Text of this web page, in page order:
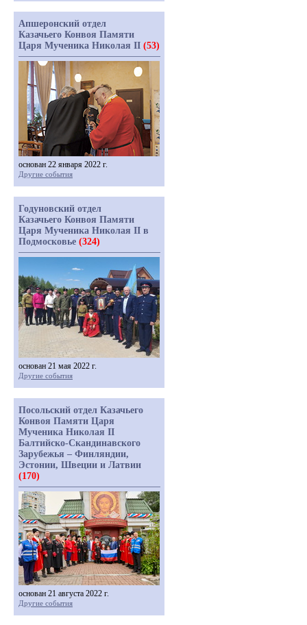
Апшеронский отдел
Казачьего Конвоя Памяти
Царя Мученика Николая II (53)
основан 22 января 2022 г.
Другие события
Годуновский отдел
Казачьего Конвоя Памяти
Царя Мученика Николая II в
Подмосковье (324)
основан 21 мая 2022 г.
Другие события
Посольский отдел Казачьего
Конвоя Памяти Царя
Мученика Николая II
Балтийско-Скандинавского
Зарубежья – Финляндии,
Эстонии, Швеции и Латвии
(170)
основан 21 августа 2022 г.
Другие события